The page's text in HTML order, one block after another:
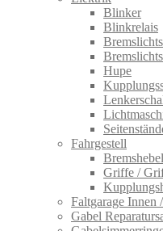
Blinker
Blinkrelais
Hupe
Fahrgestell
Bremshebel
Griffe /
Faltgarage Innen
Gabel